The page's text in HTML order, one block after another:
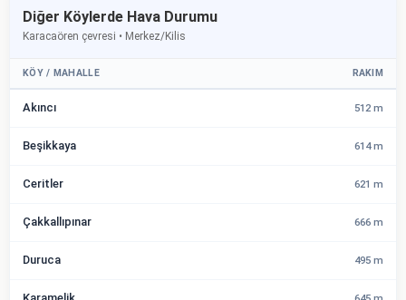
Diğer Köylerde Hava Durumu
Karacaören çevresi • Merkez/Kilis
KÖY / MAHALLE RAKIM
Akıncı 512 m
Beşikkaya 614 m
Ceritler 621 m
Çakkallıpınar 666 m
Duruca 495 m